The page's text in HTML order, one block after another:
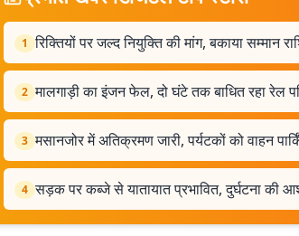
1 रिक्तियों पर जल्द नियुक्ति की मांग, बकाया सम्मान
2 मालगाड़ी का इंजन फेल, दो घंटे तक बाधित रहा रेल
3 मसानजोर में अतिक्रमण जारी, पर्यटकों को वाहन
4 सड़क पर कब्जे से यातायात प्रभावित, दुर्घटना की